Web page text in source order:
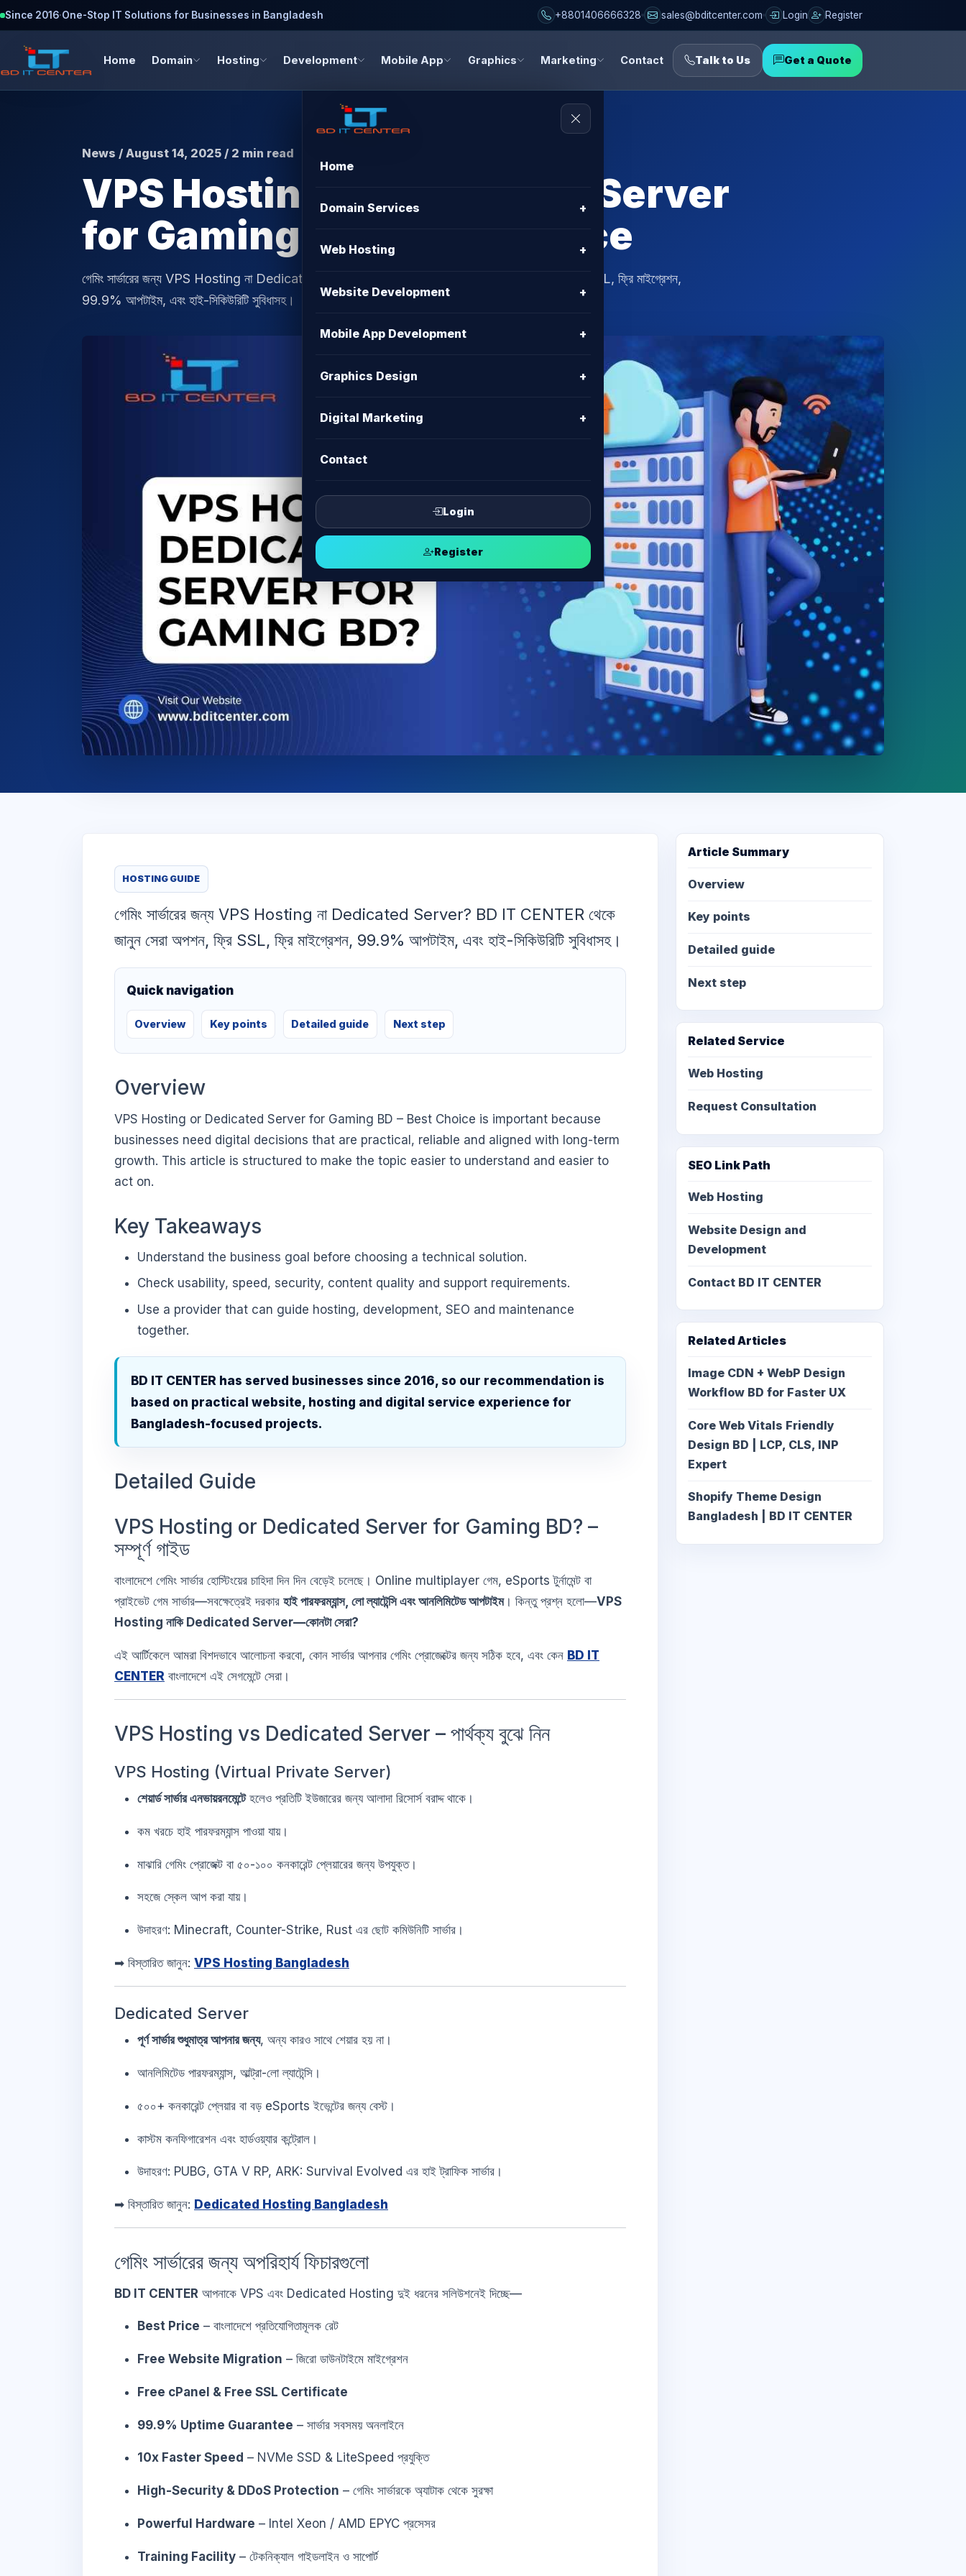
Since 2016·One-Stop IT Solutions for Businesses in Bangladesh +8801406666328 sales@bditcenter.com Login Register
Home Domain Hosting Development Mobile App Graphics Marketing Contact Talk to Us Get a Quote
Home
Domain Services +
Web Hosting +
Website Development +
Mobile App Development +
Graphics Design +
Digital Marketing +
Contact
Login
Register
News / August 14, 2025 / 2 min read
VPS Hosting or Dedicated Server
for Gaming BD – Best Choice
গেমিং সার্ভারের জন্য VPS Hosting না Dedicated Server? BD IT CENTER থেকে জানুন সেরা অপশন, ফ্রি SSL, ফ্রি মাইগ্রেশন,
99.9% আপটাইম, এবং হাই-সিকিউরিটি সুবিধাসহ।
HOSTING GUIDE
গেমিং সার্ভারের জন্য VPS Hosting না Dedicated Server? BD IT CENTER থেকে
জানুন সেরা অপশন, ফ্রি SSL, ফ্রি মাইগ্রেশন, 99.9% আপটাইম, এবং হাই-সিকিউরিটি সুবিধাসহ।
Quick navigation
Overview Key points Detailed guide Next step
Overview
VPS Hosting or Dedicated Server for Gaming BD – Best Choice is important because
businesses need digital decisions that are practical, reliable and aligned with long-term
growth. This article is structured to make the topic easier to understand and easier to
act on.
Key Takeaways
Understand the business goal before choosing a technical solution.
Check usability, speed, security, content quality and support requirements.
Use a provider that can guide hosting, development, SEO and maintenance
together.
BD IT CENTER has served businesses since 2016, so our recommendation is
based on practical website, hosting and digital service experience for
Bangladesh-focused projects.
Detailed Guide
VPS Hosting or Dedicated Server for Gaming BD? –
সম্পূর্ণ গাইড
বাংলাদেশে গেমিং সার্ভার হোস্টিংয়ের চাহিদা দিন দিন বেড়েই চলেছে। Online multiplayer গেম, eSports টুর্নামেন্ট বা
প্রাইভেট গেম সার্ভার—সবক্ষেত্রেই দরকার হাই পারফরম্যান্স, লো ল্যাটেন্সি এবং আনলিমিটেড আপটাইম। কিন্তু প্রশ্ন হলো—VPS
Hosting নাকি Dedicated Server—কোনটা সেরা?
এই আর্টিকেলে আমরা বিশদভাবে আলোচনা করবো, কোন সার্ভার আপনার গেমিং প্রোজেক্টের জন্য সঠিক হবে, এবং কেন BD IT
CENTER বাংলাদেশে এই সেগমেন্টে সেরা।
VPS Hosting vs Dedicated Server – পার্থক্য বুঝে নিন
VPS Hosting (Virtual Private Server)
শেয়ার্ড সার্ভার এনভায়রনমেন্টেহলেও প্রতিটি ইউজারের জন্য আলাদা রিসোর্স বরাদ্দ থাকে।
কম খরচে হাই পারফরম্যান্স পাওয়া যায়।
মাঝারি গেমিং প্রোজেক্ট বা ৫০-১০০ কনকারেন্ট প্লেয়ারের জন্য উপযুক্ত।
সহজে স্কেল আপ করা যায়।
উদাহরণ: Minecraft, Counter-Strike, Rust এর ছোট কমিউনিটি সার্ভার।
➡ বিস্তারিত জানুন: VPS Hosting Bangladesh
Dedicated Server
পূর্ণ সার্ভার শুধুমাত্র আপনার জন্য, অন্য কারও সাথে শেয়ার হয় না।
আনলিমিটেড পারফরম্যান্স, আল্ট্রা-লো ল্যাটেন্সি।
৫০০+ কনকারেন্ট প্লেয়ার বা বড় eSports ইভেন্টের জন্য বেস্ট।
কাস্টম কনফিগারেশন এবং হার্ডওয়্যার কন্ট্রোল।
উদাহরণ: PUBG, GTA V RP, ARK: Survival Evolved এর হাই ট্রাফিক সার্ভার।
➡ বিস্তারিত জানুন: Dedicated Hosting Bangladesh
গেমিং সার্ভারের জন্য অপরিহার্য ফিচারগুলো
BD IT CENTER আপনাকে VPS এবং Dedicated Hosting দুই ধরনের সলিউশনেই দিচ্ছে—
Best Price – বাংলাদেশে প্রতিযোগিতামূলক রেট
Free Website Migration – জিরো ডাউনটাইমে মাইগ্রেশন
Free cPanel & Free SSL Certificate
99.9% Uptime Guarantee – সার্ভার সবসময় অনলাইনে
10x Faster Speed – NVMe SSD & LiteSpeed প্রযুক্তি
High-Security & DDoS Protection – গেমিং সার্ভারকে অ্যাটাক থেকে সুরক্ষা
Powerful Hardware – Intel Xeon / AMD EPYC প্রসেসর
Training Facility – টেকনিক্যাল গাইডলাইন ও সাপোর্ট
Article Summary
Overview
Key points
Detailed guide
Next step
Related Service
Web Hosting
Request Consultation
SEO Link Path
Web Hosting
Website Design and
Development
Contact BD IT CENTER
Related Articles
Image CDN + WebP Design
Workflow BD for Faster UX
Core Web Vitals Friendly
Design BD | LCP, CLS, INP
Expert
Shopify Theme Design
Bangladesh | BD IT CENTER